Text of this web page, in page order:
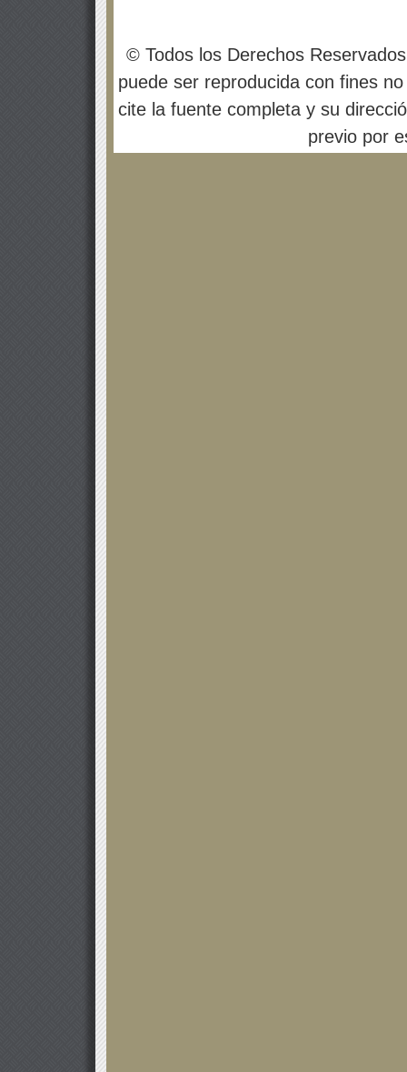
© Todos los Derechos
puede ser reproducida con fines
cite la fuente completa y su
previo por